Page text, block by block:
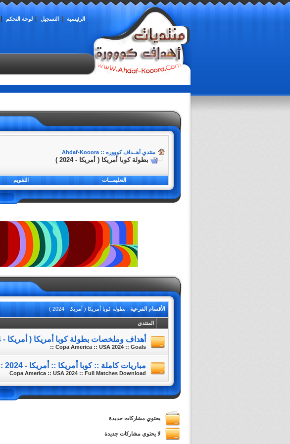
الرئيسية التسجيل لوحة التحكم
منتدي أهــداف كوووره :: Ahdaf-Kooora
بطولة كوبا أمريكا ( أمريكا - 2024 )
التعليمـــات التقويم
الأقسام الفرعية : بطولة كوبا أمريكا ( أمريكا - 2024 )
المنتدى
أهداف وملخصات بطولة كوبا أمريكا ( أمريكا - 2024 )
Copa America :: USA 2024 :: Goals ::
مباريات كاملة :: كوبا أمريكا :: أمريكا - 2024 ::
Copa America :: USA 2024 :: Full Matches Download
يحتوي مشاركات جديدة
لا يحتوي مشاركات جديدة